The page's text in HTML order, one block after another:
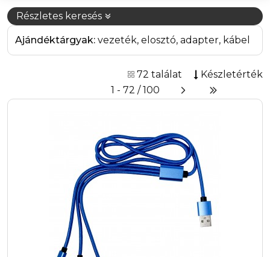
Részletes keresés
Ajándéktárgyak: vezeték, elosztó, adapter, kábel
72 találat
Készletérték
1 - 72 / 100